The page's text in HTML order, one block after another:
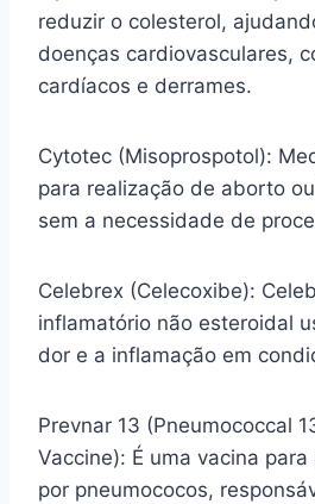
reduzir o colesterol,
doenças cardiovasculares,
cardíacos e derrames.
Cytotec (Misoprospotol):
para realização de aborto
sem a necessidade de
Celebrex (Celecoxibe):
inflamatório não esteroidal
dor e a inflamação em
Prevnar 13 (Pneumococcal
Vaccine): É uma vacina
por pneumococos,